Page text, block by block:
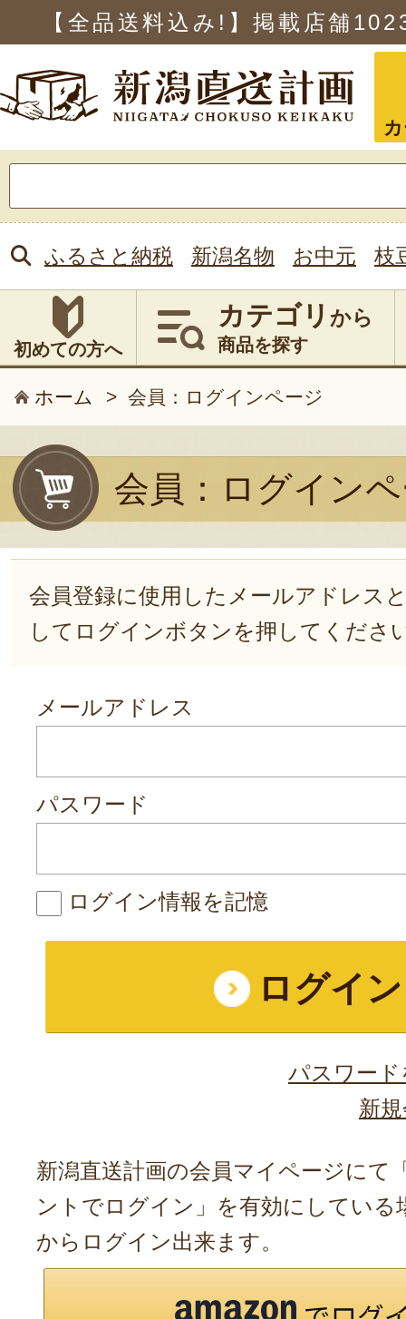
【全品送料込み!】掲載店舗
索:
ふるさと納税 新潟名物 お中元 枝
初めての方へ
カテゴリ から
商品を探す
ホーム > 会員：ログインページ
会員：ログイン
会員登録に使用したメールアドレス
してログインボタンを押してくださ
メールアドレス
パスワード
ログイン情報を記憶
パスワー
新
新潟直送計画の会員マイページにて
ントでログイン」を有効にしている
からログイン出来ます。